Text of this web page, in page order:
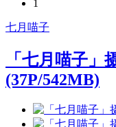
1
七月喵子
「七月喵子」
(37P/542MB)